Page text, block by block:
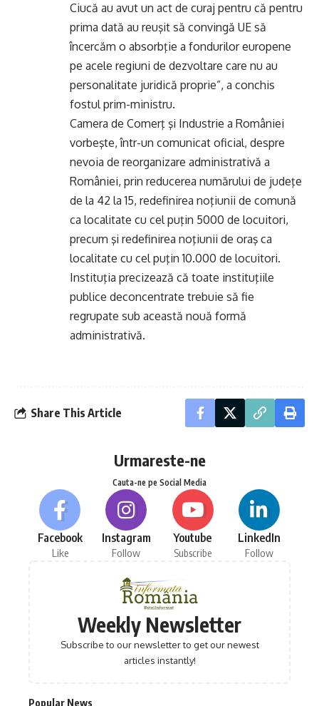
Ciucă au avut un act de curaj pentru că pentru
prima dată au reuşit să convingă UE să
încercăm o absorbţie a fondurilor europene
pe acele regiuni de dezvoltare care nu au
personalitate juridică proprie”, a conchis
fostul prim-ministru.
Camera de Comerţ şi Industrie a României
vorbeşte, într-un comunicat oficial, despre
nevoia de reorganizare administrativă a
României, prin reducerea numărului de judeţe
de la 42 la 15, redefinirea noţiunii de comună
ca localitate cu cel puţin 5000 de locuitori,
precum şi redefinirea noţiunii de oraş ca
localitate cu cel puţin 10.000 de locuitori.
Instituţia precizează că toate instituţiile
publice deconcentrate trebuie să fie
regrupate sub această nouă formă
administrativă.
Share This Article
Urmareste-ne
Cauta-ne pe Social Media
Facebook
Like
Instagram
Follow
Youtube
Subscribe
LinkedIn
Follow
Weekly Newsletter
Subscribe to our newsletter to get our newest
articles instantly!
Popular News